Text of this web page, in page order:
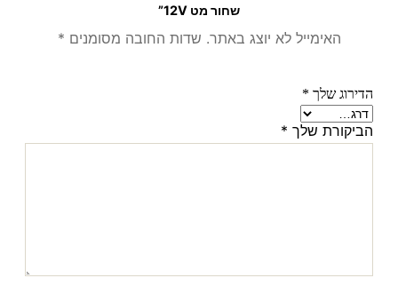
שחור מט 12V”
האימייל לא יוצג באתר. שדות החובה מסומנים *
הדירוג שלך *
הביקורת שלך *